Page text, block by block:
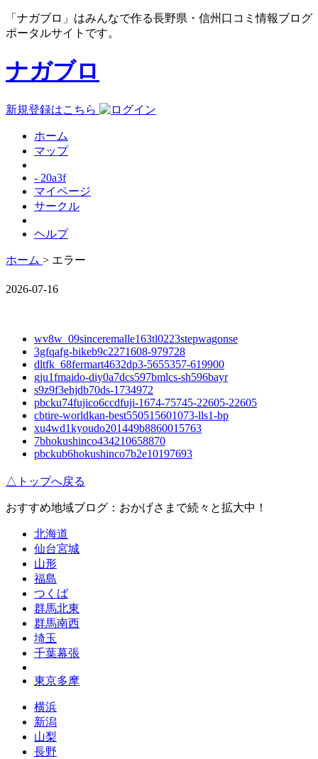
「ナガブロ」はみんなで作る長野県・信州口コミ情報ブログ
ポータルサイトです。
ナガブロ
新規登録はこちら
ホーム
マップ
- 20a3f
マイページ
サークル
ヘルプ
ホーム > エラー
2026-07-16
wv8w_09sinceremalle163tl0223stepwagonse
3gfqafg-bikeb9c2271608-979728
dltfk_68fermart4632dp3-5655357-619900
gju1fmaido-diy0a7dcs597bmlcs-sh596bayr
s9z9f3ehjdb70ds-1734972
pbcku74fujico6ccdfuji-1674-75745-22605-22605
cbtire-worldkan-best550515601073-lls1-bp
xu4wd1kyoudo201449b8860015763
7bhokushinco434210658870
pbckub6hokushinco7b2e10197693
△トップへ戻る
おすすめ地域ブログ：おかげさまで続々と拡大中！
北海道
仙台宮城
山形
福島
つくば
群馬北東
群馬南西
埼玉
千葉幕張
東京多摩
横浜
新潟
山梨
長野